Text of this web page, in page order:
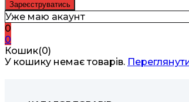
Уже маю акаунт
0
0
Кошик(0)
У кошику немає товарів.